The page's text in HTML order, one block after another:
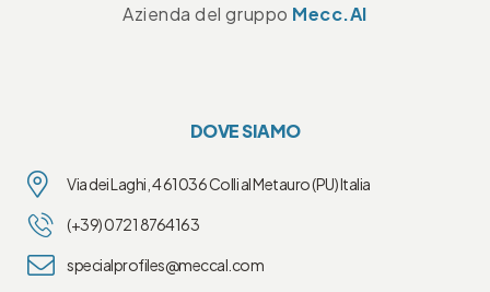
Azienda del gruppo Mecc.Al
DOVE SIAMO
Via dei Laghi, 4 61036 Colli al Metauro (PU) Italia
(+39) 0721 8764163
specialprofiles@meccal.com